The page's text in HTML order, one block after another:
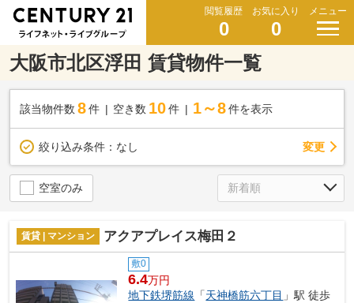
閲覧履歴
0
お気に入り
0
メニュー
大阪市北区浮田 賃貸物件一覧
該当物件数 8件 空き数 10 件 1～8 件を表示
絞り込み条件： なし 変更
空室のみ
賃貸 | マンション アクアプレイス梅田２
敷0
6.4万円
地下鉄堺筋線 「天神橋筋六丁目 」駅 徒歩